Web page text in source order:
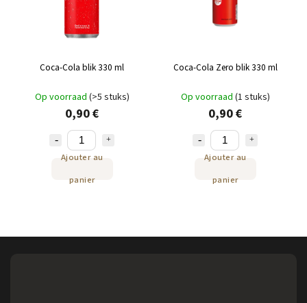
Coca-Cola blik 330 ml
Op voorraad (>5 stuks)
0,90 €
Ajouter au
panier
Coca-Cola Zero blik 330 ml
Op voorraad (1 stuks)
0,90 €
Ajouter au
panier